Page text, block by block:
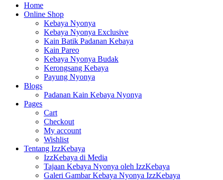
Home
Online Shop
Kebaya Nyonya
Kebaya Nyonya Exclusive
Kain Batik Padanan Kebaya
Kain Pareo
Kebaya Nyonya Budak
Kerongsang Kebaya
Payung Nyonya
Blogs
Padanan Kain Kebaya Nyonya
Pages
Cart
Checkout
My account
Wishlist
Tentang IzzKebaya
IzzKebaya di Media
Tajaan Kebaya Nyonya oleh IzzKebaya
Galeri Gambar Kebaya Nyonya IzzKebaya